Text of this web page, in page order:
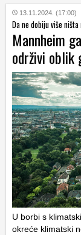
13.11.2024. (17:00)
Da ne dobiju više
Mannheim
održivi oblik
U borbi s
okreće klimatski